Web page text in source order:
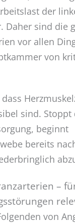
der
Daher sind die
vor allen
von
sind. Stoppt
beginnt
bereits
–
von